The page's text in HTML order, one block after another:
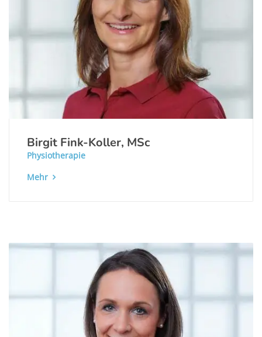
Birgit Fink-Koller, MSc
Physiotherapie
Mehr